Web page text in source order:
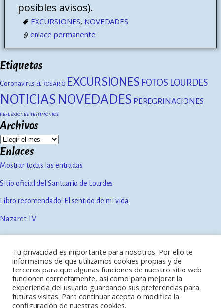
posibles avisos).
EXCURSIONES, NOVEDADES
enlace permanente
Etiquetas
Coronavirus EL ROSARIO EXCURSIONES FOTOS LOURDES
NOTICIAS NOVEDADES PEREGRINACIONES
REFLEXIONES TESTIMONIOS
Archivos
Enlaces
Mostrar todas las entradas
Sitio oficial del Santuario de Lourdes
Libro recomendado: El sentido de mi vida
Nazaret TV
Contacto
Política de privacidad
Aviso legal
Tu privacidad es importante para nosotros. Por ello te
informamos de que utilizamos cookies propias y de
terceros para que algunas funciones de nuestro sitio web
funcionen correctamente, así como para mejorar la
experiencia del usuario guardando sus preferencias para
futuras visitas. Para continuar acepta o modifica la
configuración de nuestras cookies.